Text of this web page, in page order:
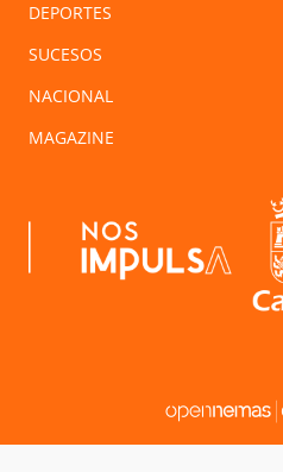
DEPORTES
SUCESOS
NACIONAL
MAGAZINE